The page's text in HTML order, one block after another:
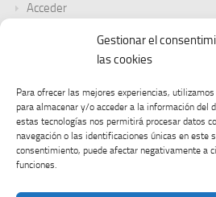
Gestionar el
las cookies
Para ofrecer las mejores experiencias,
para almacenar y/o acceder a la información del
estas tecnologías nos permitirá procesar datos
navegación o las identificaciones únicas en este
consentimiento, puede afectar negativamente a
funciones.
Acceder
Feed de entradas
WordPress.org